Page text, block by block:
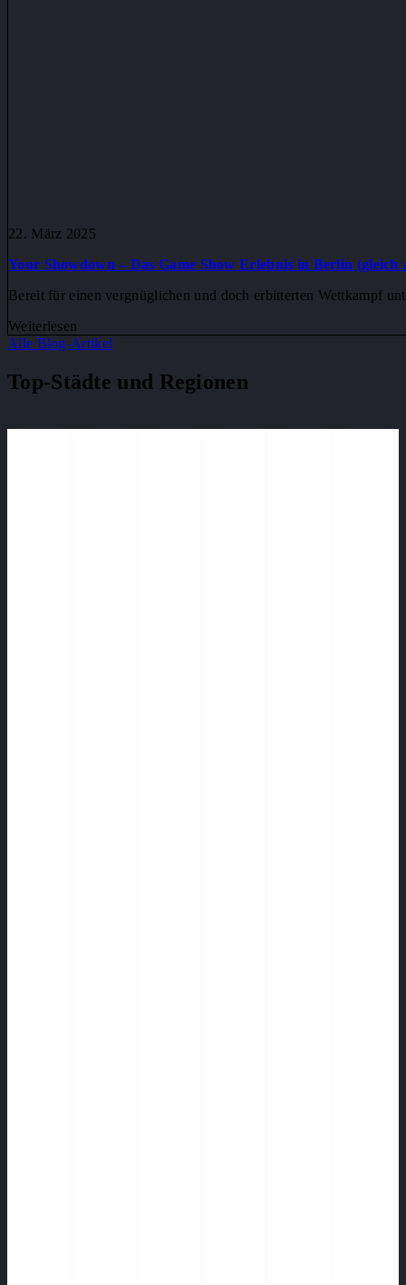
22. März 2025
Your Showdown – Das Game Show Erlebnis in Berlin (gleich
Bereit für einen vergnüglichen und doch erbitterten Wettkampf
Weiterlesen
Alle Blog-Artikel
Top-Städte und Regionen